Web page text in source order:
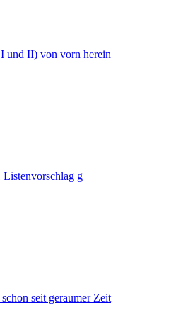
und II) von vorn herein
Listenvorschlag g
seit geraumer Zeit